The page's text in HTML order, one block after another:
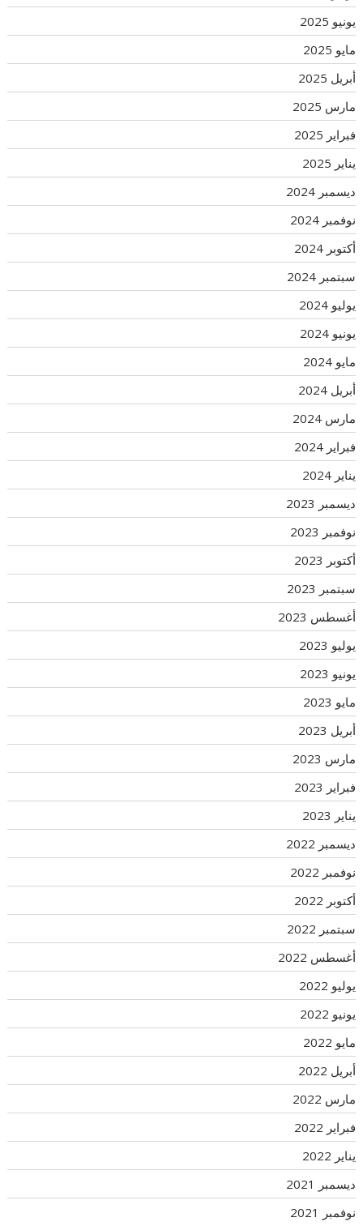
يونيو 2025
مايو 2025
أبريل 2025
مارس 2025
فبراير 2025
يناير 2025
ديسمبر 2024
نوفمبر 2024
أكتوبر 2024
سبتمبر 2024
يوليو 2024
يونيو 2024
مايو 2024
أبريل 2024
مارس 2024
فبراير 2024
يناير 2024
ديسمبر 2023
نوفمبر 2023
أكتوبر 2023
سبتمبر 2023
أغسطس 2023
يوليو 2023
يونيو 2023
مايو 2023
أبريل 2023
مارس 2023
فبراير 2023
يناير 2023
ديسمبر 2022
نوفمبر 2022
أكتوبر 2022
سبتمبر 2022
أغسطس 2022
يوليو 2022
يونيو 2022
مايو 2022
أبريل 2022
مارس 2022
فبراير 2022
يناير 2022
ديسمبر 2021
نوفمبر 2021